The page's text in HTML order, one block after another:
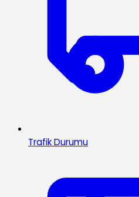
Trafik Durumu